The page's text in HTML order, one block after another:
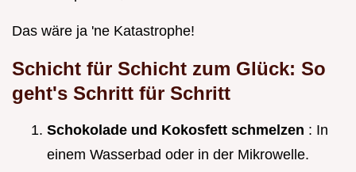
Das wäre ja 'ne Katastrophe!
Schicht für Schicht zum Glück: So
geht's Schritt für Schritt
Schokolade und Kokosfett schmelzen : In
einem Wasserbad oder in der Mikrowelle.